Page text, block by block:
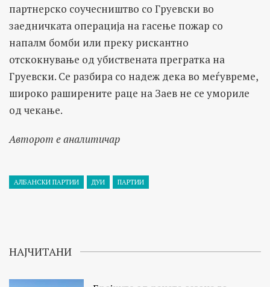
партнерско соучесништво со Груевски во
заедничката операција на гасење пожар со
напалм бомби или преку рискантно
отскокнување од убиствената прегратка на
Груевски. Се разбира со надеж дека во меѓувреме,
широко раширените раце на Заев не се умориле
од чекање.
Авторот е аналитичар
АЛБАНСКИ ПАРТИИ ДУИ ПАРТИИ
НАЈЧИТАНИ